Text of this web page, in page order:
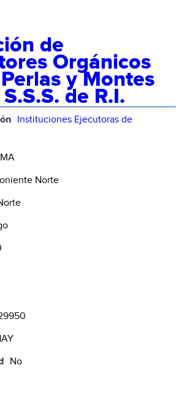
de
Orgánicos
y Montes
de R.I.
Instituciones Ejecutoras de
Norte
No